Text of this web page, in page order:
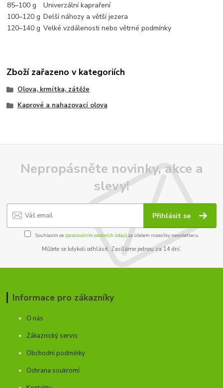
85–100 g
Univerzální kapraření
100–120 g Delší náhozy a větší jezera
120–140 g Velké vzdálenosti nebo větrné podmínky
Zboží zařazeno v kategoriích
Olova, krmítka, zátěže
Kaprové a nahazovací olova
Nepropásněte novinky, akce a
slevy!
Přihlásit se
Souhlasím se zpracováním osobních údajůza účelem rozesílky newsletteru.
Můžete se kdykoli odhlásit. Zasíláme jednou za 14 dní.
Informace pro zákazníky
O nás
Zákaznický servis
Obchodní podmínky
Ochrana soukromí